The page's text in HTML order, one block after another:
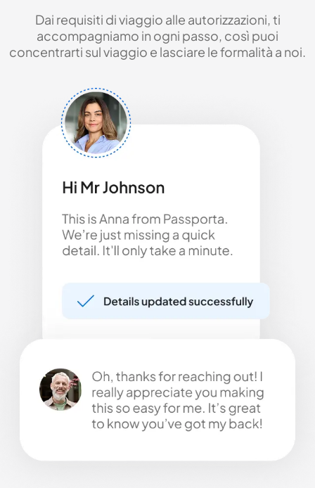
Dai requisiti di viaggio alle autorizzazioni, ti
accompagniamo in ogni passo, così puoi
concentrarti sul viaggio e lasciare le formalità a noi.